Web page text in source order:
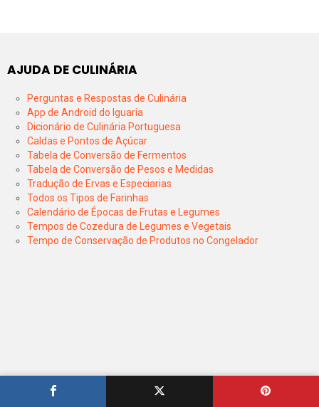
AJUDA DE CULINÁRIA
Perguntas e Respostas de Culinária
App de Android do Iguaria
Dicionário de Culinária Portuguesa
Caldas e Pontos de Açúcar
Tabela de Conversão de Fermentos
Tabela de Conversão de Pesos e Medidas
Tradução de Ervas e Especiarias
Todos os Tipos de Farinhas
Calendário de Épocas de Frutas e Legumes
Tempos de Cozedura de Legumes e Vegetais
Tempo de Conservação de Produtos no Congelador